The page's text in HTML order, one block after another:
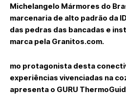
Michelangelo Mármores do
marcenaria de alto padrão da
das pedras das bancadas e
marca pela Granitos.com.
mo protagonista desta
experiências vivenciadas na
apresenta o GURU